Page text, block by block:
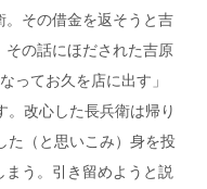
その借金を返そうと吉
その話にほだされた吉原
ってお久を店に出す」
。改心した長兵衛は帰り
た（と思いこみ）身を投
う。引き留めようと説